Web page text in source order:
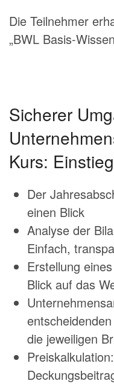
Die Teilnehmer
„BWL Basis-
Sicherer
Kurs:
Der
einen Blick
Analyse der
Einfach,
Erstellung
Blick auf das
die jeweiligen